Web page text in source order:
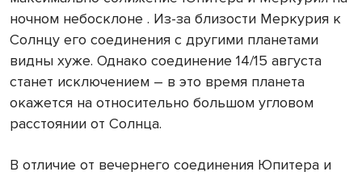
ночном небосклоне . Из-за близости Меркурия к
Солнцу его соединения с другими планетами
видны хуже. Однако соединение 14/15 августа
станет исключением – в это время планета
окажется на относительно большом угловом
расстоянии от Солнца.
В отличие от вечернего соединения Юпитера и